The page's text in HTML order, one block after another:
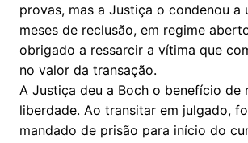
provas, mas a Justiça o condenou a
meses de reclusão, em regime
obrigado a ressarcir a vítima que
no valor da transação.
A Justiça deu a Boch o benefício de
liberdade. Ao transitar em julgado,
mandado de prisão para início do